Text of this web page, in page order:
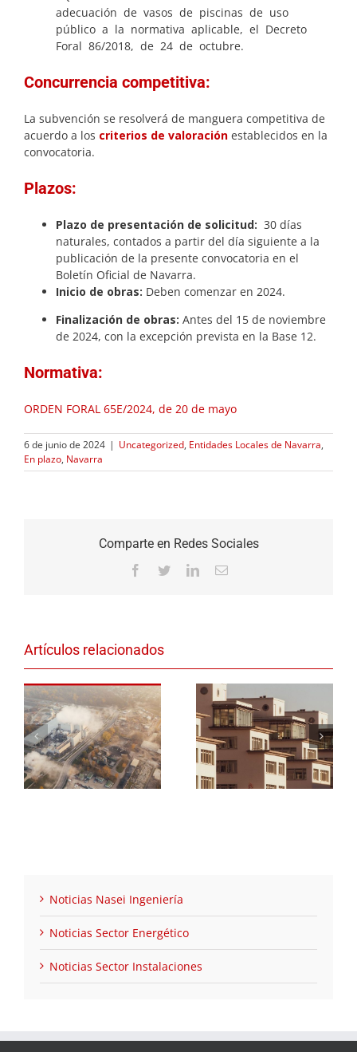
adecuación de vasos de piscinas de uso
público a la normativa aplicable, el Decreto
Foral 86/2018, de 24 de octubre.
Concurrencia competitiva:
La subvención se resolverá de manguera competitiva de
acuerdo a los criterios de valoración establecidos en la
convocatoria.
Plazos:
Plazo de presentación de solicitud: 30 días
naturales, contados a partir del día siguiente a la
publicación de la presente convocatoria en el
Boletín Oficial de Navarra.
Inicio de obras: Deben comenzar en 2024.
Finalización de obras: Antes del 15 de noviembre
de 2024, con la excepción prevista en la Base 12.
Normativa:
ORDEN FORAL 65E/2024, de 20 de mayo
6 de junio de 2024 | Uncategorized, Entidades Locales de Navarra,
En plazo, Navarra
Comparte en Redes Sociales
Facebook
TwitterLinkedInCorreo
Artículos relacionados
Ayudas para la
descarbonización
del sector
residencial en
Navarra 2025-
Ayudas para
comunidades
energéticas en
Navarra 2025:
requisitos y cómo
Noticias Nasei Ingeniería
Noticias Sector Energético
Noticias Sector Instalaciones